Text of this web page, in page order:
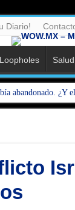
Diario!
Loopholes Salud
abandonado. ¿Y